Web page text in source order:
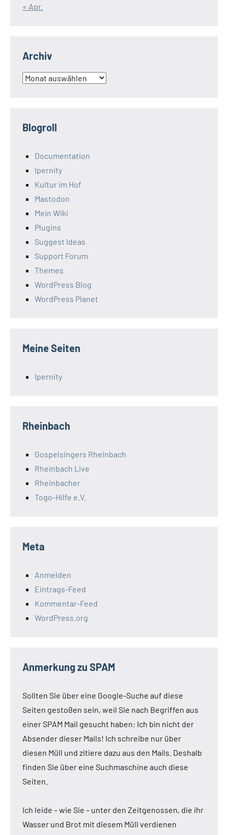
« Apr.
Archiv
Archiv
Blogroll
Documentation
Ipernity
Kultur im Hof
Mastodon
Mein Wiki
Plugins
Suggest Ideas
Support Forum
Themes
WordPress Blog
WordPress Planet
Meine Seiten
Ipernity
Rheinbach
Gospelsingers Rheinbach
Rheinbach Live
Rheinbacher
Togo-Hilfe e.V.
Meta
Anmelden
Eintrags-Feed
Kommentar-Feed
WordPress.org
Anmerkung zu SPAM
Sollten Sie über eine Google-Suche auf diese
Seiten gestoßen sein, weil Sie nach Begriffen aus
einer SPAM Mail gesucht haben: Ich bin nicht der
Absender dieser Mails! Ich schreibe nur über
diesen Müll und zitiere dazu aus den Mails. Deshalb
finden Sie über eine Suchmaschine auch diese
Seiten.
Ich leide – wie Sie – unter den Zeitgenossen, die ihr
Wasser und Brot mit diesem Müll verdienen